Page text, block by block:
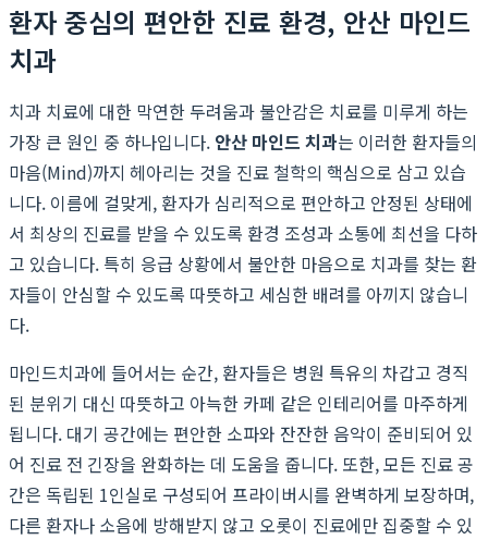
환자 중심의 편안한 진료 환경, 안산 마인드
치과
치과 치료에 대한 막연한 두려움과 불안감은 치료를 미루게 하는
가장 큰 원인 중 하나입니다. 안산 마인드 치과는 이러한 환자들의
마음(Mind)까지 헤아리는 것을 진료 철학의 핵심으로 삼고 있습
니다. 이름에 걸맞게, 환자가 심리적으로 편안하고 안정된 상태에
서 최상의 진료를 받을 수 있도록 환경 조성과 소통에 최선을 다하
고 있습니다. 특히 응급 상황에서 불안한 마음으로 치과를 찾는 환
자들이 안심할 수 있도록 따뜻하고 세심한 배려를 아끼지 않습니
다.
마인드치과에 들어서는 순간, 환자들은 병원 특유의 차갑고 경직
된 분위기 대신 따뜻하고 아늑한 카페 같은 인테리어를 마주하게
됩니다. 대기 공간에는 편안한 소파와 잔잔한 음악이 준비되어 있
어 진료 전 긴장을 완화하는 데 도움을 줍니다. 또한, 모든 진료 공
간은 독립된 1인실로 구성되어 프라이버시를 완벽하게 보장하며,
다른 환자나 소음에 방해받지 않고 오롯이 진료에만 집중할 수 있